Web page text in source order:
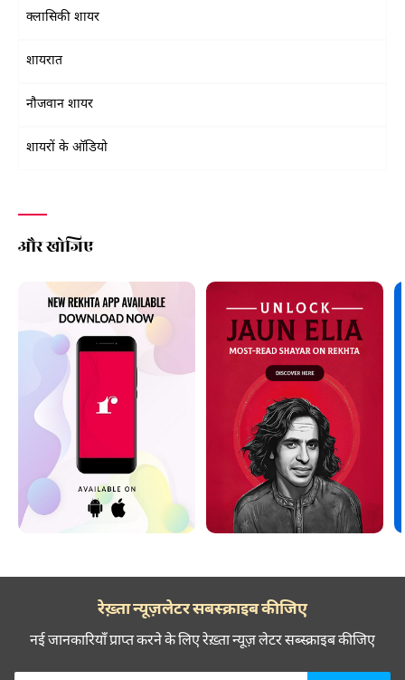
क्लासिकी शायर
शायरात
नौजवान शायर
शायरों के ऑडियो
और खोजिए
रेख़्ता न्यूज़लेटर सबस्क्राइब कीजिए
नई जानकारियाँ प्राप्त करने के लिए रेख़्ता न्यूज़ लेटर सब्स्क्राइब कीजिए